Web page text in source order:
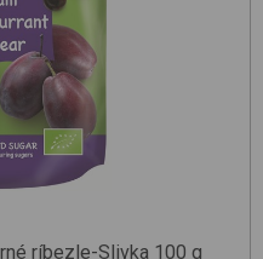
ríbezle-Slivka 100 g